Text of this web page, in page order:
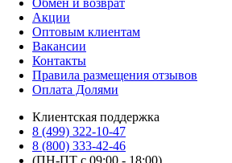
Обмен и возврат
Акции
Оптовым клиентам
Вакансии
Контакты
Правила размещения отзывов
Оплата Долями
Клиентская поддержка
8 (499) 322-10-47
8 (800) 333-42-46
(ПН-ПТ с 09:00 - 18:00)